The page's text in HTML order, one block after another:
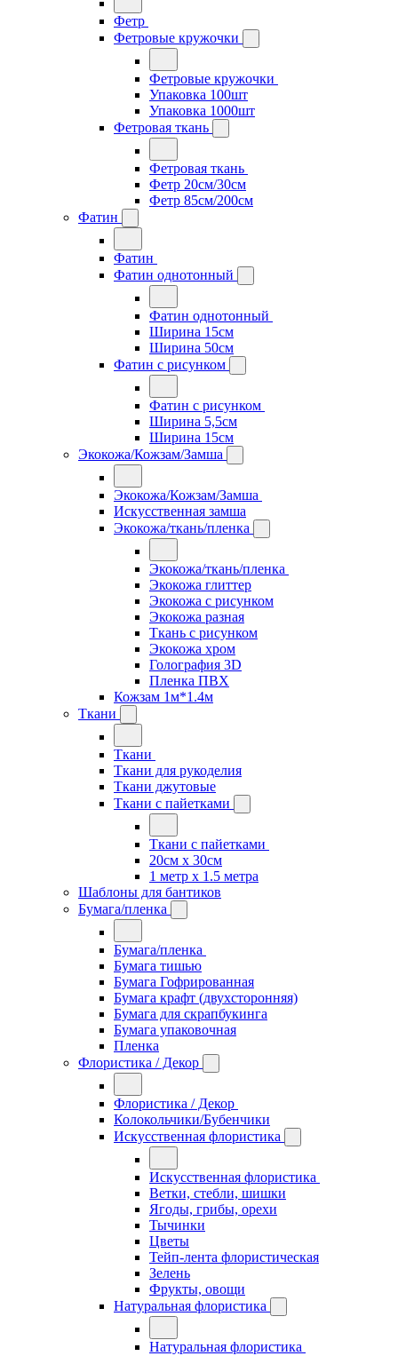
Фетр
Фетровые кружочки
Фетровые кружочки
Упаковка 100шт
Упаковка 1000шт
Фетровая ткань
Фетровая ткань
Фетр 20см/30см
Фетр 85см/200см
Фатин
Фатин
Фатин однотонный
Фатин однотонный
Ширина 15см
Ширина 50см
Фатин с рисунком
Фатин с рисунком
Ширина 5,5см
Ширина 15см
Экокожа/Кожзам/Замша
Экокожа/Кожзам/Замша
Искусственная замша
Экокожа/ткань/пленка
Экокожа/ткань/пленка
Экокожа глиттер
Экокожа с рисунком
Экокожа разная
Ткань с рисунком
Экокожа хром
Голография 3D
Пленка ПВХ
Кожзам 1м*1.4м
Ткани
Ткани
Ткани для рукоделия
Ткани джутовые
Ткани с пайетками
Ткани с пайетками
20см х 30см
1 метр х 1.5 метра
Шаблоны для бантиков
Бумага/пленка
Бумага/пленка
Бумага тишью
Бумага Гофрированная
Бумага крафт (двухсторонняя)
Бумага для скрапбукинга
Бумага упаковочная
Пленка
Флористика / Декор
Флористика / Декор
Колокольчики/Бубенчики
Искусственная флористика
Искусственная флористика
Ветки, стебли, шишки
Ягоды, грибы, орехи
Тычинки
Цветы
Тейп-лента флористическая
Зелень
Фрукты, овощи
Натуральная флористика
Натуральная флористика